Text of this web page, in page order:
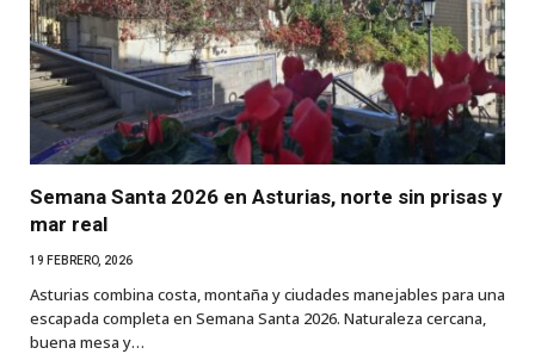
Semana Santa 2026 en Asturias, norte sin prisas y
mar real
19 FEBRERO, 2026
Asturias combina costa, montaña y ciudades manejables para una
escapada completa en Semana Santa 2026. Naturaleza cercana,
buena mesa y…